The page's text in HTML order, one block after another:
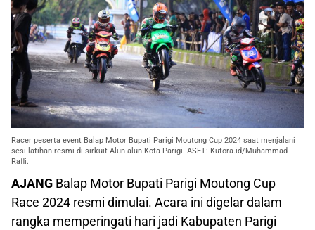
Racer peserta event Balap Motor Bupati Parigi Moutong Cup 2024 saat menjalani
sesi latihan resmi di sirkuit Alun-alun Kota Parigi. ASET: Kutora.id/Muhammad
Rafli.
AJANG Balap Motor Bupati Parigi Moutong Cup
Race 2024 resmi dimulai. Acara ini digelar dalam
rangka memperingati hari jadi Kabupaten Parigi